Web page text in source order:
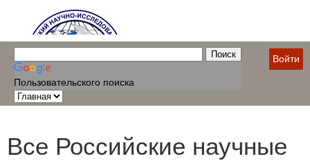
Пользовательского поиска
Войти
Все Российские научные